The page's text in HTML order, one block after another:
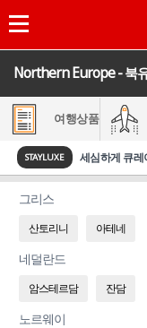
Northern Europe - 북
여행상품
STAYLUXE 세심하게 큐
그리스
산토리니 아테네
네덜란드
암스테르담 잔담
노르웨이